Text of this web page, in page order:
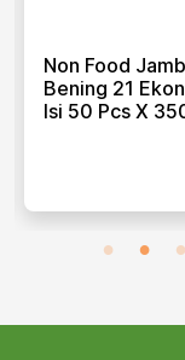
Jambu Hd
Ekonomis
X 350